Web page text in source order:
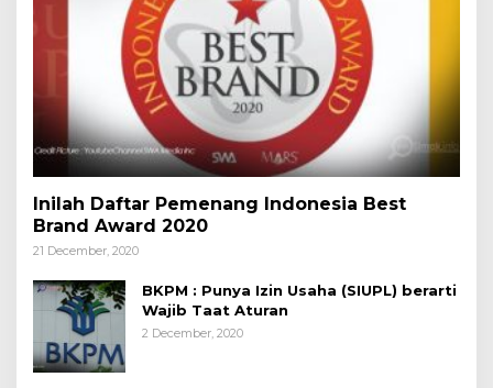
Inilah Daftar Pemenang Indonesia Best
Brand Award 2020
21 December, 2020
BKPM : Punya Izin Usaha (SIUPL) berarti
Wajib Taat Aturan
2 December, 2020